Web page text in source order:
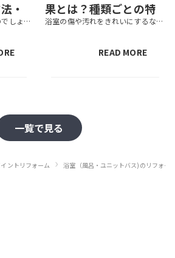
・
法お風呂が臭いのはなぜなのでしょうか。掃除しても気になる臭いがとれず、お困りの方も多いでしょう。この記事では、お風呂が臭い原因や対策、掃除しても臭いがとれないときの対処法などを紹介します。気になる臭いにお悩みでしたら、ぜひ...
果とは？種類ごとの特
徴と費用相場も解説
浴室の傷や汚れをきれいにするなら、浴室コーティングがおすすめです。コーティングすれば、防汚れ・防カビ効果などで日々のお手入れも楽になります。コーティング剤には種類があるため、特徴を知って目的に合ったものを選びましょう。こ...
READ MORE
一覧で見る
ントリフォーム › 浴室（風呂・ユニットバス)のリフォー